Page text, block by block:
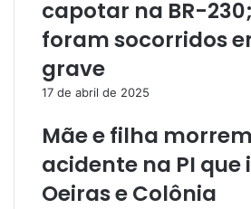
capotar na BR-
foram socorridos
grave
17 de abril de 2025
Mãe e filha
acidente na PI
Oeiras e Colônia